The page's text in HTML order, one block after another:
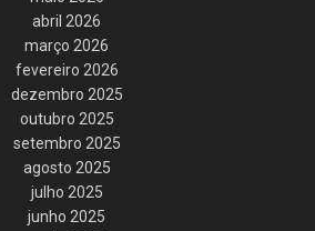
abril 2026
março 2026
fevereiro 2026
dezembro 2025
outubro 2025
setembro 2025
agosto 2025
julho 2025
junho 2025